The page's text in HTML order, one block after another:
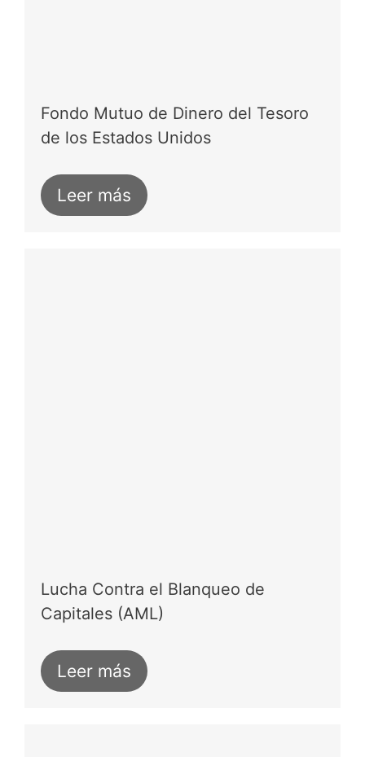
Fondo Mutuo de Dinero del Tesoro
de los Estados Unidos
Leer más
Lucha Contra el Blanqueo de
Capitales (AML)
Leer más